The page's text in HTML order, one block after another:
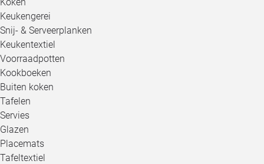
Keukengerei
Snij- & Serveerplanken
Keukentextiel
Voorraadpotten
Kookboeken
Buiten koken
Tafelen
Servies
Glazen
Placemats
Tafeltextiel